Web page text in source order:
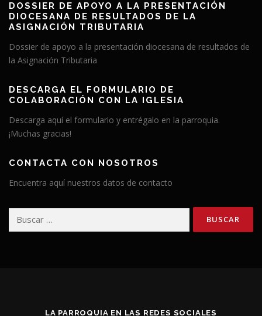
DOSSIER DE APOYO A LA PRESENTACIÓN
DIOCESANA DE RESULTADOS DE LA
ASIGNACIÓN TRIBUTARIA
Dossier de apoyo a la presentación diocesana de resultados de
la Asignación Tributaria
DESCARGA EL FORMULARIO DE
COLABORACIÓN CON LA IGLESIA
Descarga aquí el formulario y entrégalo en la parroquia.
¡Muchas gracias!
CONTACTA CON NOSOTROS
Encuentra aquí nuestros datos de contacto
LA PARROQUIA EN LAS REDES SOCIALES